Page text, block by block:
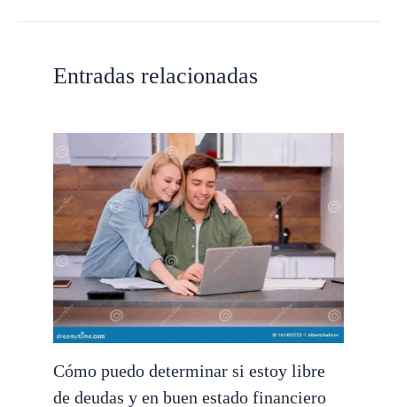
Entradas relacionadas
Cómo puedo determinar si estoy libre
de deudas y en buen estado financiero